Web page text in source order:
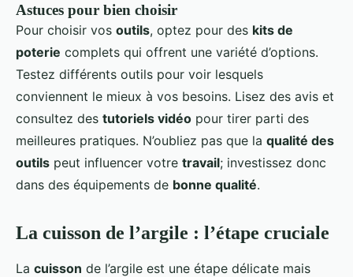
Astuces pour bien choisir
Pour choisir vos outils, optez pour des kits de
poterie complets qui offrent une variété d’options.
Testez différents outils pour voir lesquels
conviennent le mieux à vos besoins. Lisez des avis et
consultez des tutoriels vidéo pour tirer parti des
meilleures pratiques. N’oubliez pas que la qualité des
outils peut influencer votre travail; investissez donc
dans des équipements de bonne qualité.
La cuisson de l’argile : l’étape cruciale
La cuisson de l’argile est une étape délicate mais